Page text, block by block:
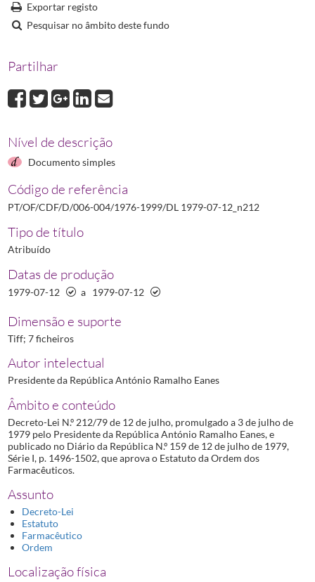
DL 1988-01-15_n10
DL 1988-02-03_n31Decreto-Lei N.º 31/88 que regula o direito de
(...)
Exportar registo
Pesquisar no âmbito deste fundo
Partilhar
Nível de descrição
Documento simples
Código de referência
PT/OF/CDF/D/006-004/1976-1999/DL 1979-07-12_n212
Tipo de título
Atribuído
Datas de produção
1979-07-12 a 1979-07-12
Dimensão e suporte
Tiff; 7 ficheiros
Autor intelectual
Presidente da República António Ramalho Eanes
Âmbito e conteúdo
Decreto-Lei N.º 212/79 de 12 de julho, promulgado a 3 de julho de
1979 pelo Presidente da República António Ramalho Eanes, e
publicado no Diário da República N.º 159 de 12 de julho de 1979,
Série I, p. 1496-1502, que aprova o Estatuto da Ordem dos
Farmacêuticos.
Assunto
Decreto-Lei
Estatuto
Farmacêutico
Ordem
Localização física